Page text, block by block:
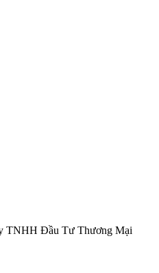
TNHH Đầu Tư Thương Mại